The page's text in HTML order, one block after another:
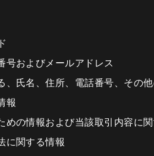
号およびメールアドレス
氏名、住所、電話番号、その
報
の情報および当該取引内容に
に関する情報